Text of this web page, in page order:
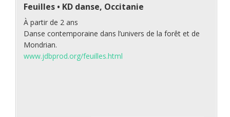
Feuilles • KD danse, Occitanie
À partir de 2 ans
Danse contemporaine dans l’univers de la forêt et de
Mondrian.
www.jdbprod.org/feuilles.html